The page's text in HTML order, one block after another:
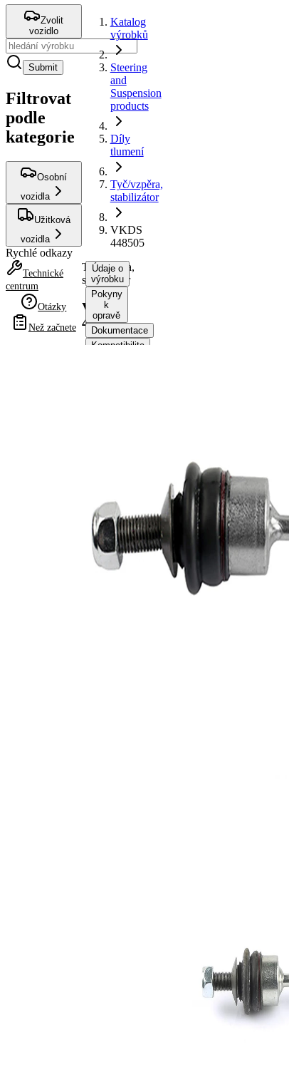
Zvolit
vozidlo
Submit
Filtrovat
podle
kategorie
Osobní
vozidla
Užitková
vozidla
Rychlé odkazy
Technické
centrum
Otázky
Než začnete
Katalog
výrobků
Steering
and
Suspension
products
Díly
tlumení
Tyč/vzpěra,
stabilizátor
VKDS
448505
Tyč/vzpěra,
stabilizátor
VKDS
448505
Údaje o
výrobku
Pokyny
k
opravě
Dokumentace
Kompatibilita
M10 x 1,5
Tyč/vzpěra
spojovací
tyč
Doplňkový
výrobek/
doplňkové
se
syntetickým
tukem